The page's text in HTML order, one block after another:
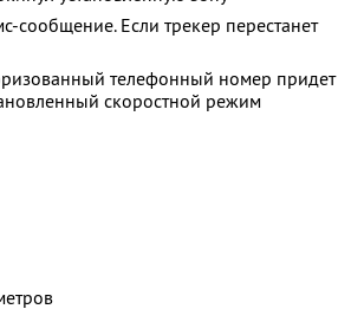
сообщение. Если трекер перестанет
телефонный номер придет
скоростной режим